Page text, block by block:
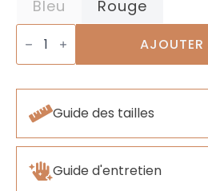
Bleu Rouge
quantité
de
Collier
Soline
AJOUTER
Guide des tailles
Guide d'entretien